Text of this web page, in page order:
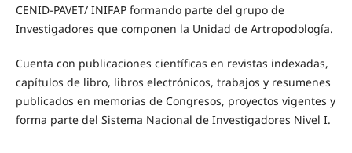
CENID-PAVET/ INIFAP formando parte del grupo de
Investigadores que componen la Unidad de Artropodología.
Cuenta con publicaciones científicas en revistas indexadas,
capítulos de libro, libros electrónicos, trabajos y resumenes
publicados en memorias de Congresos, proyectos vigentes y
forma parte del Sistema Nacional de Investigadores Nivel I.